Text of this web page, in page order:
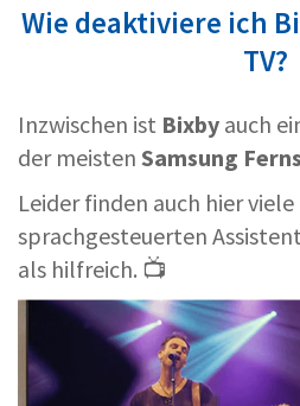
Wie deaktiviere ich
TV?
Inzwischen ist Bixby auch
der meisten Samsung
Leider finden auch hier
sprachgesteuerten
als hilfreich. 📺